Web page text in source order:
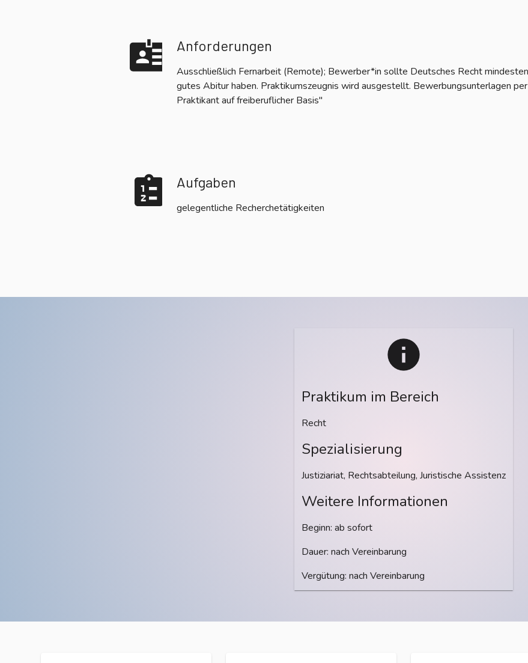
Anforderungen
Ausschließlich Fernarbeit (Remote); Bewerber*in sollte Deutsches Recht
gutes Abitur haben. Praktikumszeugnis wird ausgestellt. Bewerbungsunterlagen
Praktikant auf freiberuflicher Basis"
Aufgaben
gelegentliche Recherchetätigkeiten
Praktikum im Bereich
Recht
Spezialisierung
Justiziariat, Rechtsabteilung, Juristische Assistenz
Weitere Informationen
Beginn: ab sofort
Dauer: nach Vereinbarung
Vergütung: nach Vereinbarung